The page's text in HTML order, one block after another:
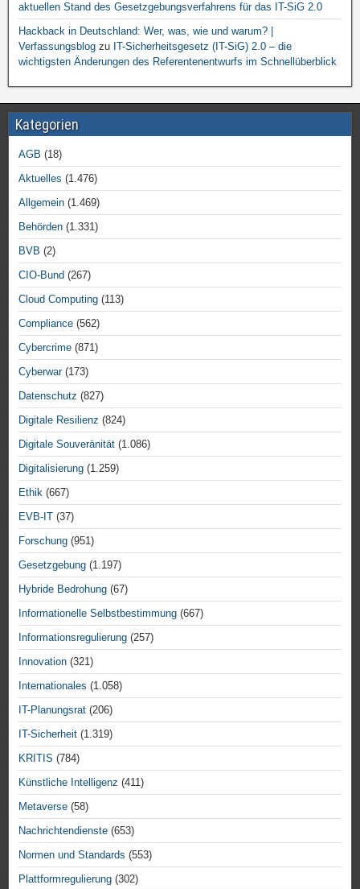
aktuellen Stand des Gesetzgebungsverfahrens für das IT-SiG 2.0
Hackback in Deutschland: Wer, was, wie und warum? |
Verfassungsblog zu IT-Sicherheitsgesetz (IT-SiG) 2.0 – die
wichtigsten Änderungen des Referentenentwurfs im Schnellüberblick
Kategorien
AGB (18)
Aktuelles (1.476)
Allgemein (1.469)
Behörden (1.331)
BVB (2)
CIO-Bund (267)
Cloud Computing (113)
Compliance (562)
Cybercrime (871)
Cyberwar(173)
Datenschutz (827)
Digitale Resilienz (824)
Digitale Souveränität (1.086)
Digitalisierung (1.259)
Ethik (667)
EVB-IT (37)
Forschung (951)
Gesetzgebung (1.197)
Hybride Bedrohung (67)
Informationelle Selbstbestimmung (667)
Informationsregulierung (257)
Innovation (321)
Internationales (1.058)
IT-Planungsrat (206)
IT-Sicherheit (1.319)
KRITIS (784)
Künstliche Intelligenz (411)
Metaverse (58)
Nachrichtendienste (653)
Normen und Standards (553)
Plattformregulierung (302)